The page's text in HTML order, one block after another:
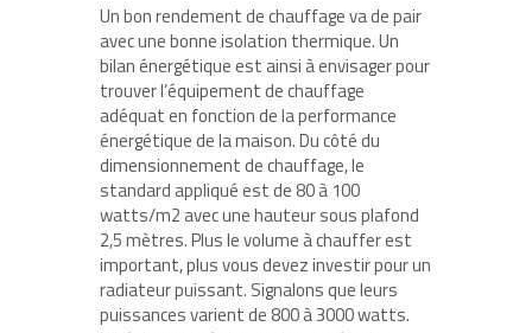
Un bon rendement de chauffage va de pair
avec une bonne isolation thermique. Un
bilan énergétique est ainsi à envisager pour
trouver l’équipement de chauffage
adéquat en fonction de la performance
énergétique de la maison. Du côté du
dimensionnement de chauffage, le
standard appliqué est de 80 à 100
watts/m2 avec une hauteur sous plafond
2,5 mètres. Plus le volume à chauffer est
important, plus vous devez investir pour un
radiateur puissant. Signalons que leurs
puissances varient de 800 à 3000 watts.